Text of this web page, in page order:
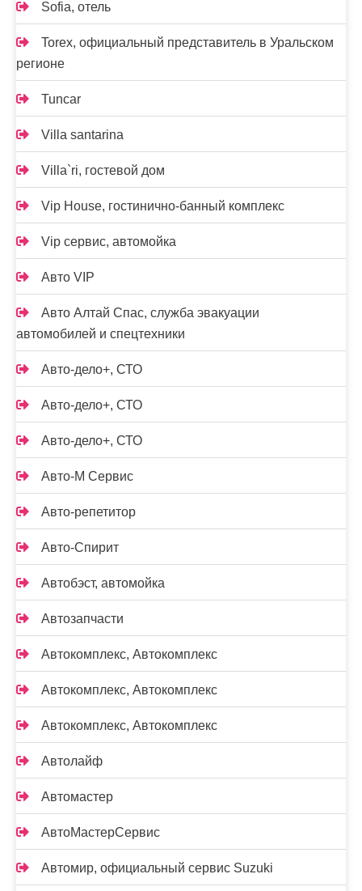
Sofia, отель
Torex, официальный представитель в Уральском
регионе
Tuncar
Villa santarina
Villa`ri, гостевой дом
Vip House, гостинично-банный комплекс
Vip сервис, автомойка
Авто VIP
Авто Алтай Спас, служба эвакуации
автомобилей и спецтехники
Авто-дело+, СТО
Авто-дело+, СТО
Авто-дело+, СТО
Авто-М Сервис
Авто-репетитор
Авто-Спирит
Автобэст, автомойка
Автозапчасти
Автокомплекс, Автокомплекс
Автокомплекс, Автокомплекс
Автокомплекс, Автокомплекс
Автолайф
Автомастер
АвтоМастерСервис
Автомир, официальный сервис Suzuki